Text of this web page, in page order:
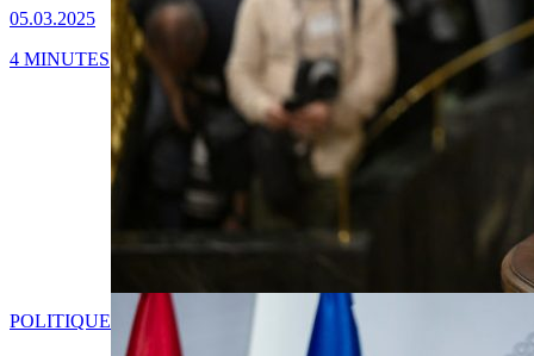
05.03.2025
4 MINUTES
POLITIQUE